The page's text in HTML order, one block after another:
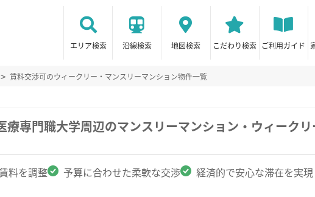
エリア検索 沿線検索 地図検索 こだわり検索 ご利用ガイド
賃料交渉可のウィークリー・マンスリーマンション物件一覧
療専門職大学周辺のマンスリーマンション・ウィーク
料を調整 予算に合わせた柔軟な交渉 経済的で安心な滞在を実現